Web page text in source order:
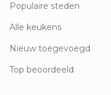
Populaire steden
Alle keukens
Nieuw toegevoegd
Top beoordeeld